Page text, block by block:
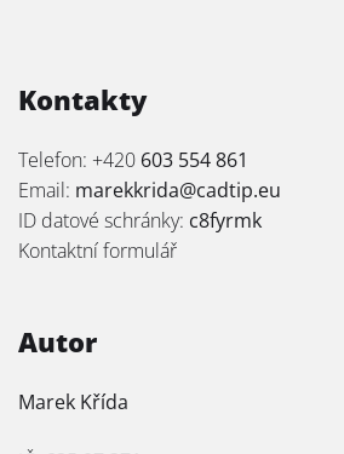
Kontakty
Telefon: +420 603 554 861
Email: marekkrida@cadtip.eu
ID datové schránky: c8fyrmk
Kontaktní formulář
Autor
Marek Křída